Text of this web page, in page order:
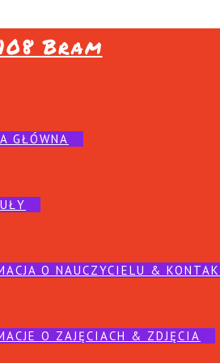
Bram
GŁÓWNA
O NAUCZYCIELU &
O ZAJĘCIACH & ZDJĘCIA